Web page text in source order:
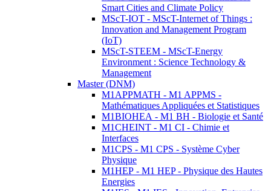
Smart Cities and Climate Policy
MScT-IOT - MScT-Internet of Things :
Innovation and Management Program
(IoT)
MScT-STEEM - MScT-Energy
Environment : Science Technology &
Management
Master (DNM)
M1APPMATH - M1 APPMS -
Mathématiques Appliquées et Statistiques
M1BIOHEA - M1 BH - Biologie et Santé
M1CHEINT - M1 CI - Chimie et
Interfaces
M1CPS - M1 CPS - Système Cyber
Physique
M1HEP - M1 HEP - Physique des Hautes
Energies